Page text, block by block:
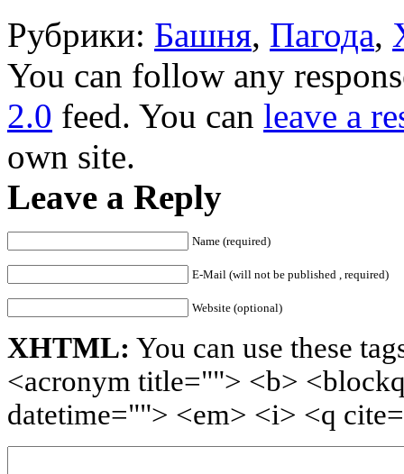
Рубрики: Башня, Пагода,
You can follow any
2.0 feed. You can leave a
own site.
Leave a Reply
Name (required)
E-Mail (will not be published , required)
Website (optional)
XHTML: You can use these
<acronym title=""> <b>
datetime=""> <em> <i> <q